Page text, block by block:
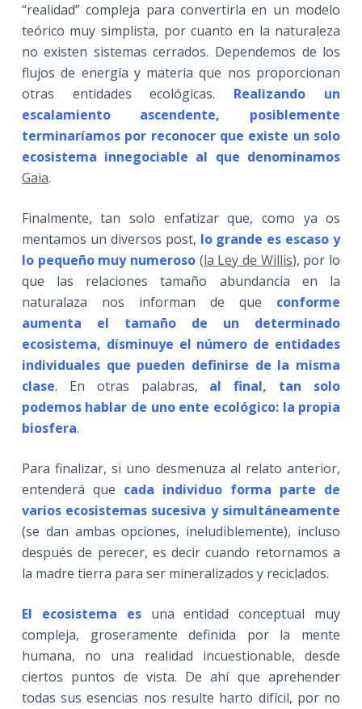
“realidad” compleja para convertirla en un modelo
teórico muy simplista, por cuanto en la naturaleza
no existen sistemas cerrados. Dependemos de los
flujos de energía y materia que nos proporcionan
otras entidades ecológicas. Realizando un
escalamiento ascendente, posiblemente
terminaríamos por reconocer que existe un solo
ecosistema innegociable al que denominamos
Gaia.
Finalmente, tan solo enfatizar que, como ya os
mentamos un diversos post, lo grande es escaso y
lo pequeño muy numeroso (la Ley de Willis), por lo
que las relaciones tamaño abundancia en la
naturalaza nos informan de que conforme
aumenta el tamaño de un determinado
ecosistema, disminuye el número de entidades
individuales que pueden definirse de la misma
clase. En otras palabras, al final, tan solo
podemos hablar de uno ente ecológico: la propia
biosfera.
Para finalizar, si uno desmenuza al relato anterior,
entenderá que cada individuo forma parte de
varios ecosistemas sucesiva y simultáneamente
(se dan ambas opciones, ineludiblemente), incluso
después de perecer, es decir cuando retornamos a
la madre tierra para ser mineralizados y reciclados.
El ecosistema es
una entidad conceptual muy
compleja, groseramente definida por la mente
humana, no una realidad incuestionable, desde
ciertos puntos de vista. De ahí que aprehender
todas sus esencias nos resulte harto difícil, por no